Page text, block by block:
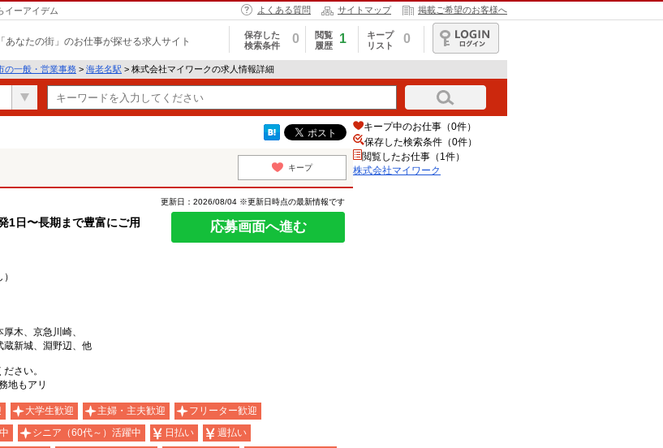
イーアイデム よくある質問 サイトマップ 掲載ご希望のお客様へ
「あなたの街」のお仕事が探せる求人サイト
保存した
検索条件
0
閲覧
履歴
1
キープ
リスト
0
ログイン
の一般・営業事務 > 海老名駅 > 株式会社マイワークの求人情報詳細
キープ
1日〜長期まで豊富にご用
更新日：2026/08/04 ※更新日時点の最新情報です
応募画面へ進む
木、京急川崎、
蔵新城、淵野辺、他
さい。
地もアリ
大学生歓迎 主婦・主夫歓迎
フリーター歓迎
シニア（60代～）活躍中 日払い
週払い
キープ中のお仕事（0件）
保存した検索条件（0件）
閲覧したお仕事（1件）
株式会社マイワーク